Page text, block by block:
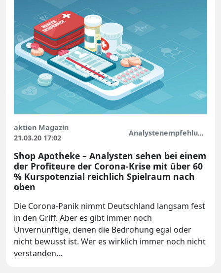
aktien Magazin
21.03.20 17:02
Analystenempfehlungen
Shop Apotheke – Analysten sehen bei einem
der Profiteure der Corona-Krise mit über 60
% Kurspotenzial reichlich Spielraum nach
oben
Die Corona-Panik nimmt Deutschland langsam fest
in den Griff. Aber es gibt immer noch
Unvernünftige, denen die Bedrohung egal oder
nicht bewusst ist. Wer es wirklich immer noch nicht
verstanden...